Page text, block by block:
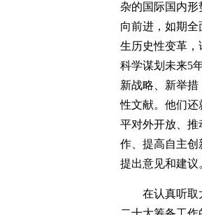
杂的国际国内
向前进，如期
生历史性变革，
科学谋划未来5
新战略、新举
性文献。他们
平对外开放、
作、提高自主
提出意见和建议
在认真听取